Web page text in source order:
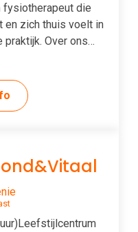
fysiotherapeut die
en zich thuis voelt in
praktijk. Over ons…